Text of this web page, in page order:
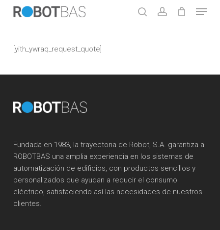
Skip
Menu
[yith_ywraq_request_quote]
Fundada en 1983, la trayectoria de Robot, S.A. garantiza a
ROBOTBAS una amplia experiencia en los sistemas de
automatización de edificios, con productos sencillos y
personalizados que ayudan a reducir el consumo
eléctrico, satisfaciendo así las necesidades de nuestros
clientes.